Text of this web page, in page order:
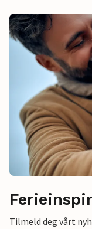
Tilmeld deg vårt